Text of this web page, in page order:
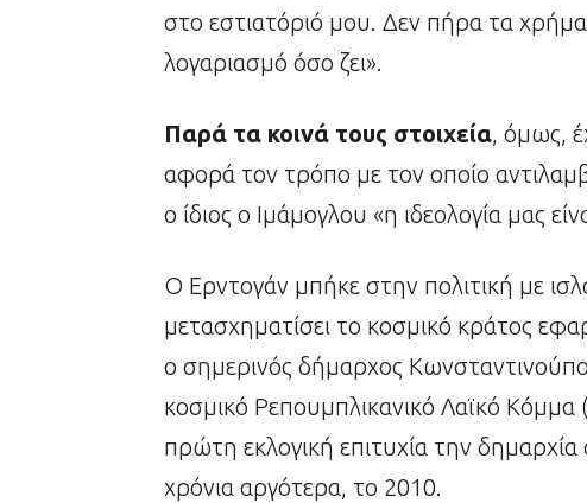
στο εστιατόριό μου. Δεν πήρα τα
λογαριασμό όσο ζει».
Παρά τα κοινά τους στοιχεία, όμως,
αφορά τον τρόπο με τον οποίο
ο ίδιος ο Ιμάμογλου «η ιδεολογία μας
Ο Ερντογάν μπήκε στην πολιτική με
μετασχηματίσει το κοσμικό κράτος
ο σημερινός δήμαρχος
κοσμικό Ρεπουμπλικανικό Λαϊκό
πρώτη εκλογική επιτυχία την
χρόνια αργότερα, το 2010.